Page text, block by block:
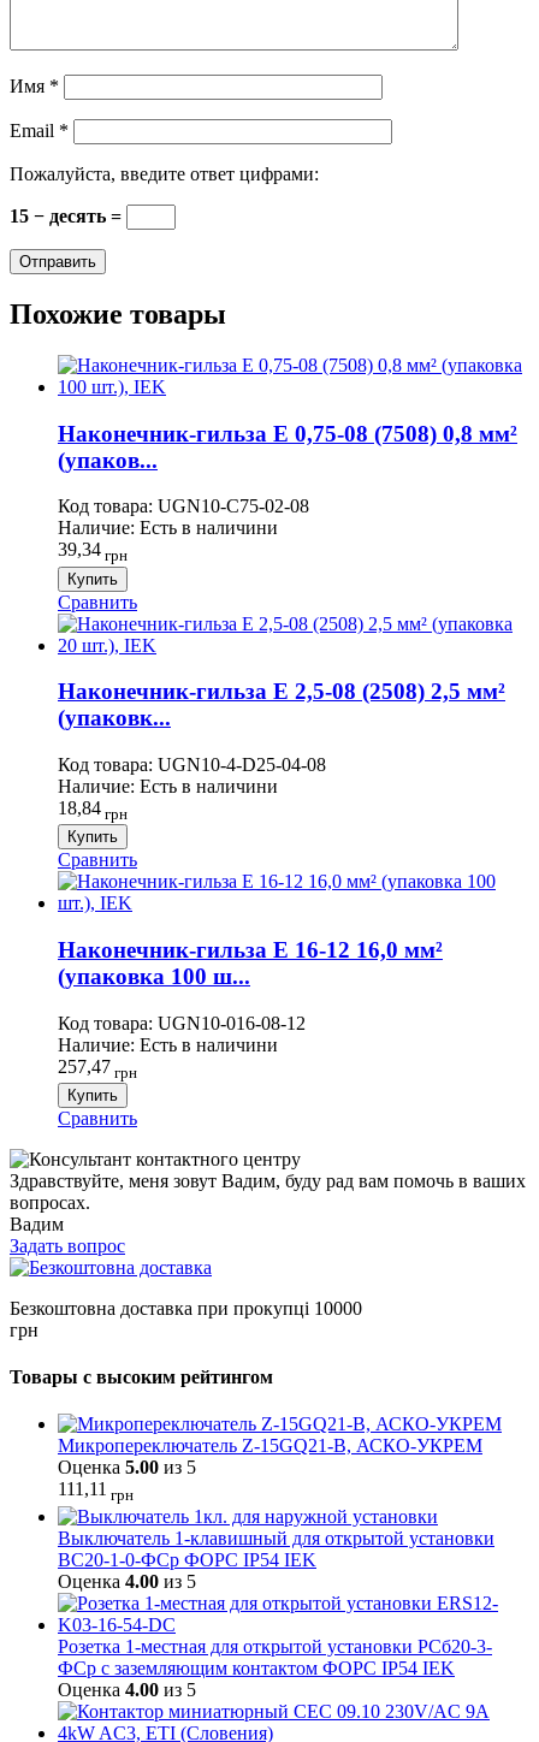
Имя *
Email *
Пожалуйста, введите ответ цифрами:
15 − десять =
Похожие товары
Наконечник-гильза Е 0,75-08 (7508) 0,8 мм²
(упаков...
Код товара: UGN10-C75-02-08
Наличие: Есть в наличини
39,34 грн
Купить
Сравнить
Наконечник-гильза Е 2,5-08 (2508) 2,5 мм²
(упаковк...
Код товара: UGN10-4-D25-04-08
Наличие: Есть в наличини
18,84 грн
Купить
Сравнить
Наконечник-гильза Е 16-12 16,0 мм²
(упаковка 100 ш...
Код товара: UGN10-016-08-12
Наличие: Есть в наличини
257,47 грн
Купить
Сравнить
Здравствуйте, меня зовут Вадим, буду рад вам помочь в ваших
вопросах.
Вадим
Задать вопрос
Безкоштовна доставка при прокупці 10000
грн
Товары с высоким рейтингом
Микропереключатель Z-15GQ21-B, АСКО-УКРЕМ
Оценка 5.00 из 5
111,11 грн
Выключатель 1-клавишный для открытой установки
ВС20-1-0-ФСр ФОРС IP54 IEK
Оценка 4.00 из 5
Розетка 1-местная для открытой установки РСб20-3-
ФСр с заземляющим контактом ФОРС IP54 IEK
Оценка 4.00 из 5